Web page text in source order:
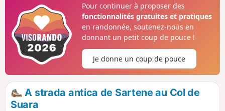
Pour continuer à proposer des
fonctionnalités gratuites et pratiques
en randonnée, soutenez-nous en
donnant un petit coup de pouce !
Je donne un coup de pouce
A strada antica de Sartene au Col de
Suara